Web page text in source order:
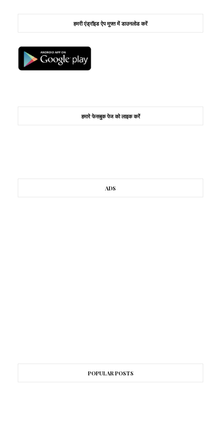
हमरी एंड्रॉइड ऐप मुफ्त में डाउनलोड करें
हमारे फेसबुक पेज को लाइक करें
ADS
POPULAR POSTS